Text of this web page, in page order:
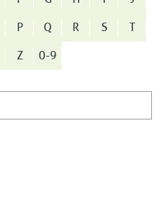
P Q R S
T
Z 0-9